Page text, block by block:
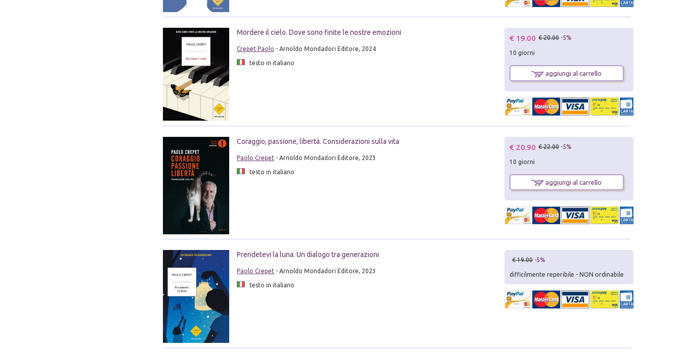
Mordere il cielo. Dove sono finite le nostre emozioni
Crepet Paolo - Arnoldo Mondadori Editore, 2024
testo in italiano
€ 19.00 € 20.00 -5%
10 giorni
aggiungi al carrello
Coraggio, passione, libertà. Considerazioni sulla vita
Paolo Crepet- Arnoldo Mondadori Editore, 2023
testo in italiano
€ 20.90 € 22.00 -5%
10 giorni
aggiungi al carrello
Prendetevi la luna. Un dialogo tra generazioni
Paolo Crepet- Arnoldo Mondadori Editore, 2023
testo in italiano
€ 19.00 -5%
difficilmente reperibile - NON ordinabile